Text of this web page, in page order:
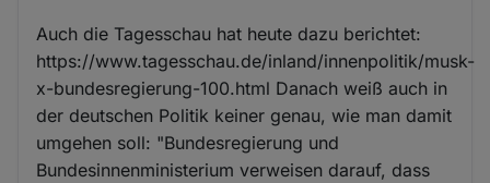
Auch die Tagesschau hat heute dazu berichtet:
https://www.tagesschau.de/inland/innenpolitik/musk-
x-bundesregierung-100.html Danach weiß auch in
der deutschen Politik keiner genau, wie man damit
umgehen soll: "Bundesregierung und
Bundesinnenministerium verweisen darauf, dass